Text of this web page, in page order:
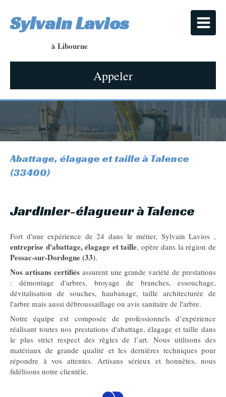
Sylvain Lavios
à Libourne
Appeler
Abattage, élagage et taille à Talence
(33400)
Jardinier-élagueur à Talence
Fort d'une expérience de 24 dans le métier, Sylvain Lavios ,
entreprise d'abattage, élagage et taille, opère dans la région de
Pessac-sur-Dordogne (33).
Nos artisans certifiésassurent une grande variété de prestations
: démontage d'arbres, broyage de branches, essouchage,
dévitalisation de souches, haubanage, taille architecturée de
l'arbre mais aussi débroussaillage ou avis sanitaire de l'arbre.
Notre équipe est composée de professionnels d’expérience
réalisant toutes nos prestations d'abattage, élagage et taille dans
le plus strict respect des règles de l’art. Nous utilisons des
matériaux de grande qualité et les dernières techniques pour
répondre à vos attentes. Artisans sérieux et honnêtes, nous
fidélisons notre clientèle.